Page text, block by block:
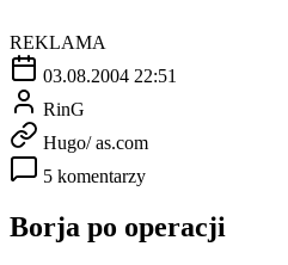
REKLAMA
03.08.2004 22:51
RinG
Hugo/ as.com
5 komentarzy
Borja po operacji